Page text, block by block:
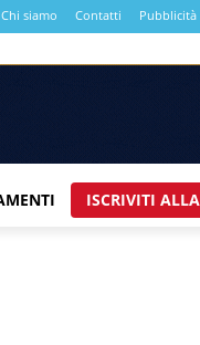
Chi siamo Contatti Pubblicità
ISCRIVITI